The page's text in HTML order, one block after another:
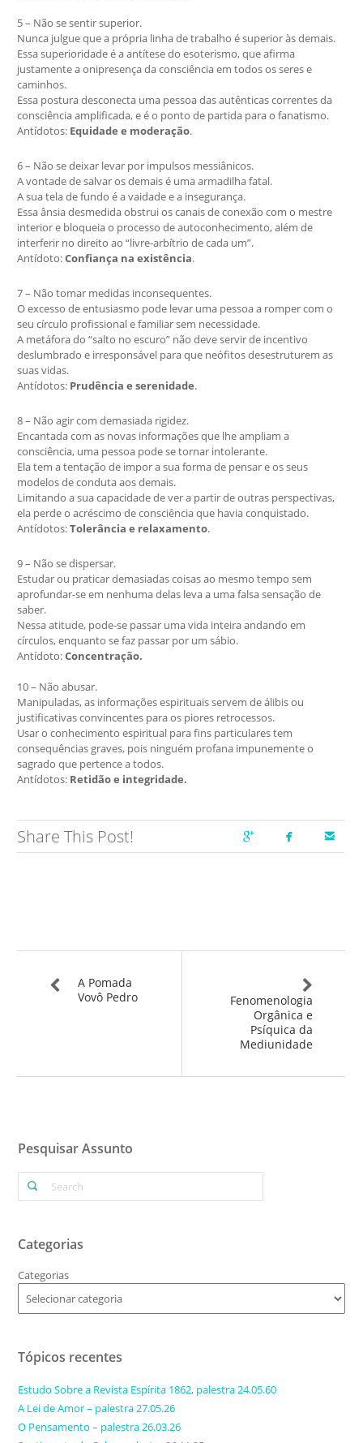
5 – Não se sentir superior.
Nunca julgue que a própria linha de trabalho é superior às demais.
Essa superioridade é a antítese do esoterismo, que afirma
justamente a onipresença da consciência em todos os seres e
caminhos.
Essa postura desconecta uma pessoa das autênticas correntes da
consciência amplificada, e é o ponto de partida para o fanatismo.
Antídotos: Equidade e moderação.
6 – Não se deixar levar por impulsos messiânicos.
A vontade de salvar os demais é uma armadilha fatal.
A sua tela de fundo é a vaidade e a insegurança.
Essa ânsia desmedida obstrui os canais de conexão com o mestre
interior e bloqueia o processo de autoconhecimento, além de
interferir no direito ao “livre-arbítrio de cada um”.
Antídoto:Confiança na existência.
7 – Não tomar medidas inconsequentes.
O excesso de entusiasmo pode levar uma pessoa a romper com o
seu círculo profissional e familiar sem necessidade.
A metáfora do “salto no escuro” não deve servir de incentivo
deslumbrado e irresponsável para que neófitos desestruturem as
suas vidas.
Antídotos: Prudência e serenidade.
8 – Não agir com demasiada rigidez.
Encantada com as novas informações que lhe ampliam a
consciência, uma pessoa pode se tornar intolerante.
Ela tem a tentação de impor a sua forma de pensar e os seus
modelos de conduta aos demais.
Limitando a sua capacidade de ver a partir de outras perspectivas,
ela perde o acréscimo de consciência que havia conquistado.
Antídotos:Tolerância e relaxamento.
9 – Não se dispersar.
Estudar ou praticar demasiadas coisas ao mesmo tempo sem
aprofundar-se em nenhuma delas leva a uma falsa sensação de
saber.
Nessa atitude, pode-se passar uma vida inteira andando em
círculos, enquanto se faz passar por um sábio.
Antídoto:Concentração.
10 – Não abusar.
Manipuladas, as informações espirituais servem de álibis ou
justificativas convincentes para os piores retrocessos.
Usar o conhecimento espiritual para fins particulares tem
consequências graves, pois ninguém profana impunemente o
sagrado que pertence a todos.
Antídotos: Retidão e integridade.
Share This Post!
A Pomada
Vovô Pedro
Fenomenologia
Orgânica e
Psíquica da
Mediunidade
Pesquisar Assunto
Categorias
Categorias
Tópicos recentes
Estudo Sobre a Revista Espírita 1862, palestra 24.05.60
A Lei de Amor – palestra 27.05.26
O Pensamento – palestra 26.03.26